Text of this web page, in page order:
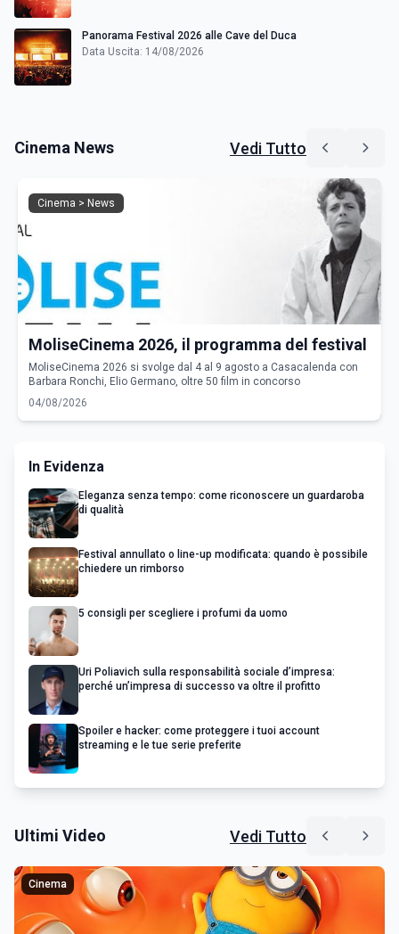
Panorama Festival 2026 alle Cave del Duca
Data Uscita: 14/08/2026
Cinema News Vedi Tutto
Cinema > News
MoliseCinema 2026, il programma del festival
MoliseCinema 2026 si svolge dal 4 al 9 agosto a Casacalenda con
Barbara Ronchi, Elio Germano, oltre 50 film in concorso
04/08/2026
In Evidenza
Eleganza senza tempo: come riconoscere un guardaroba
di qualità
Festival annullato o line-up modificata: quando è possibile
chiedere un rimborso
5 consigli per scegliere i profumi da uomo
Uri Poliavich sulla responsabilità sociale d’impresa:
perché un’impresa di successo va oltre il profitto
Spoiler e hacker: come proteggere i tuoi account
streaming e le tue serie preferite
Ultimi Video Vedi Tutto
Cinema